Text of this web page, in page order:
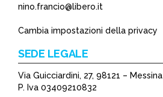
nino.francio@libero.it
Cambia impostazioni della privacy
SEDE LEGALE
Via Guicciardini, 27, 98121 – Messina
P. Iva 03409210832